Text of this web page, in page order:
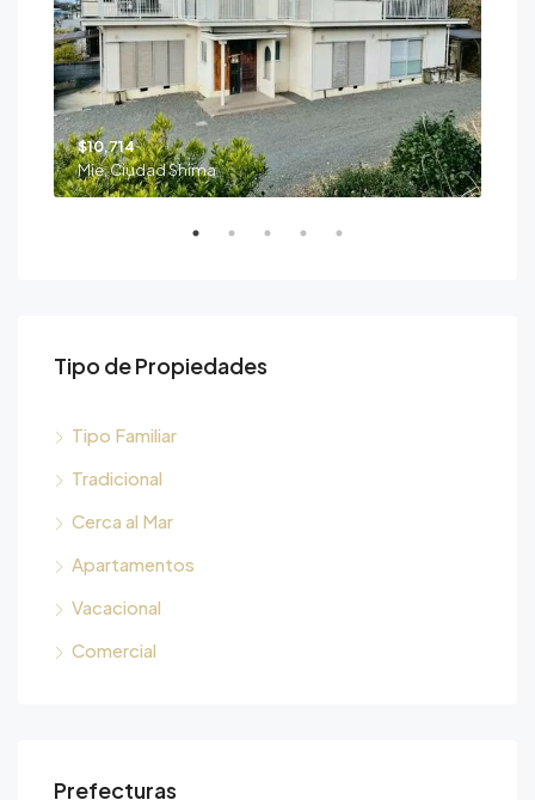
$10,714
Mie, Ciudad Shima
Tipo de Propiedades
Tipo Familiar
Tradicional
Cerca al Mar
Apartamentos
Vacacional
Comercial
Prefecturas